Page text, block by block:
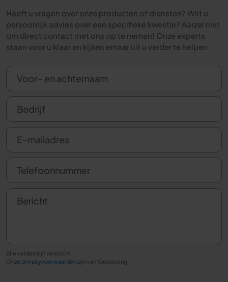
Heeft u vragen over onze producten of diensten? Wilt u
persoonlijk advies over een specifieke kwestie? Aarzel niet
om direct contact met ons op te nemen! Onze experts
staan voor u klaar en kijken ernaar uit u verder te helpen.
Voor- en achternaam
Bedrijf
E-mailadres
Telefoonnummer
Bericht
Alle velden zijn verplicht.
Onze privacyvoorwaarden zijn van toepassing.